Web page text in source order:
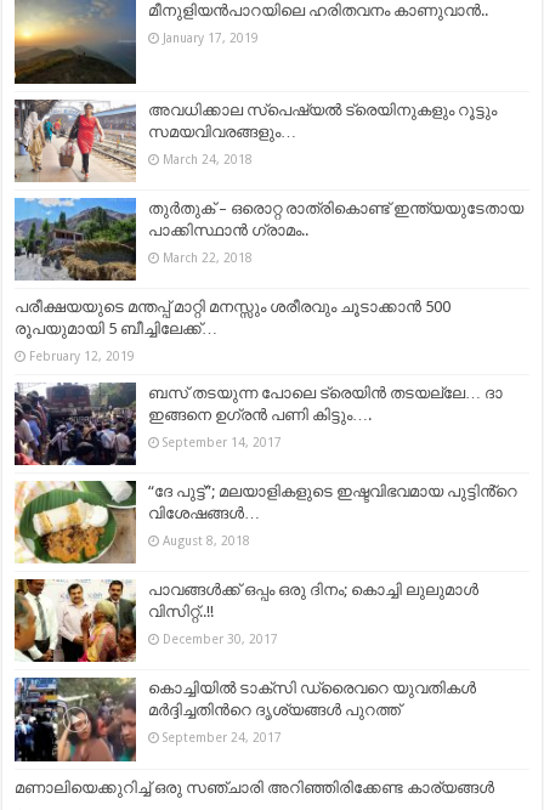
മീനുളിയൻപാറയിലെ ഹരിതവനം കാണുവാൻ..
January 17, 2019
അവധിക്കാല സ്പെഷ്യല്‍ ട്രെയിനുകളും റൂട്ടും
സമയവിവരങ്ങളും…
March 24, 2018
തുർതുക് – ഒരൊറ്റ രാത്രികൊണ്ട് ഇന്ത്യയുടേതായ
പാക്കിസ്ഥാന്‍ ഗ്രാമം..
March 22, 2018
പരീക്ഷയയുടെ മന്തപ്പ് മാറ്റി മനസ്സും ശരീരവും ചൂടാക്കാൻ 500
രൂപയുമായി 5 ബീച്ചിലേക്ക്…
February 12, 2019
ബസ് തടയുന്ന പോലെ ട്രെയിന്‍ തടയല്ലേ… ദാ
ഇങ്ങനെ ഉഗ്രന്‍ പണി കിട്ടും….
September 14, 2017
“ദേ പുട്ട്”; മലയാളികളുടെ ഇഷ്ടവിഭവമായ പുട്ടിൻ്റെ
വിശേഷങ്ങൾ…
August 8, 2018
പാവങ്ങൾക്ക് ഒപ്പം ഒരു ദിനം; കൊച്ചി ലുലുമാൾ
വിസിറ്റ്..!!
December 30, 2017
കൊച്ചിയില്‍ ടാക്സി ഡ്രൈവറെ യുവതികള്‍
മര്‍ദ്ദിച്ചതിന്‍റെ ദൃശ്യങ്ങള്‍ പുറത്ത്
September 24, 2017
മണാലിയെക്കുറിച്ച്‌ ഒരു സഞ്ചാരി അറിഞ്ഞിരിക്കേണ്ട കാര്യങ്ങള്‍